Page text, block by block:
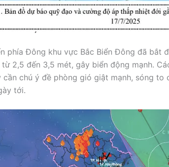
phía Đông khu vực Bắc Biển Đông đã bắt
từ 2,5 đến 3,5 mét, gây biển động mạnh.
cần chú ý đề phòng gió giật mạnh, sóng
tới.